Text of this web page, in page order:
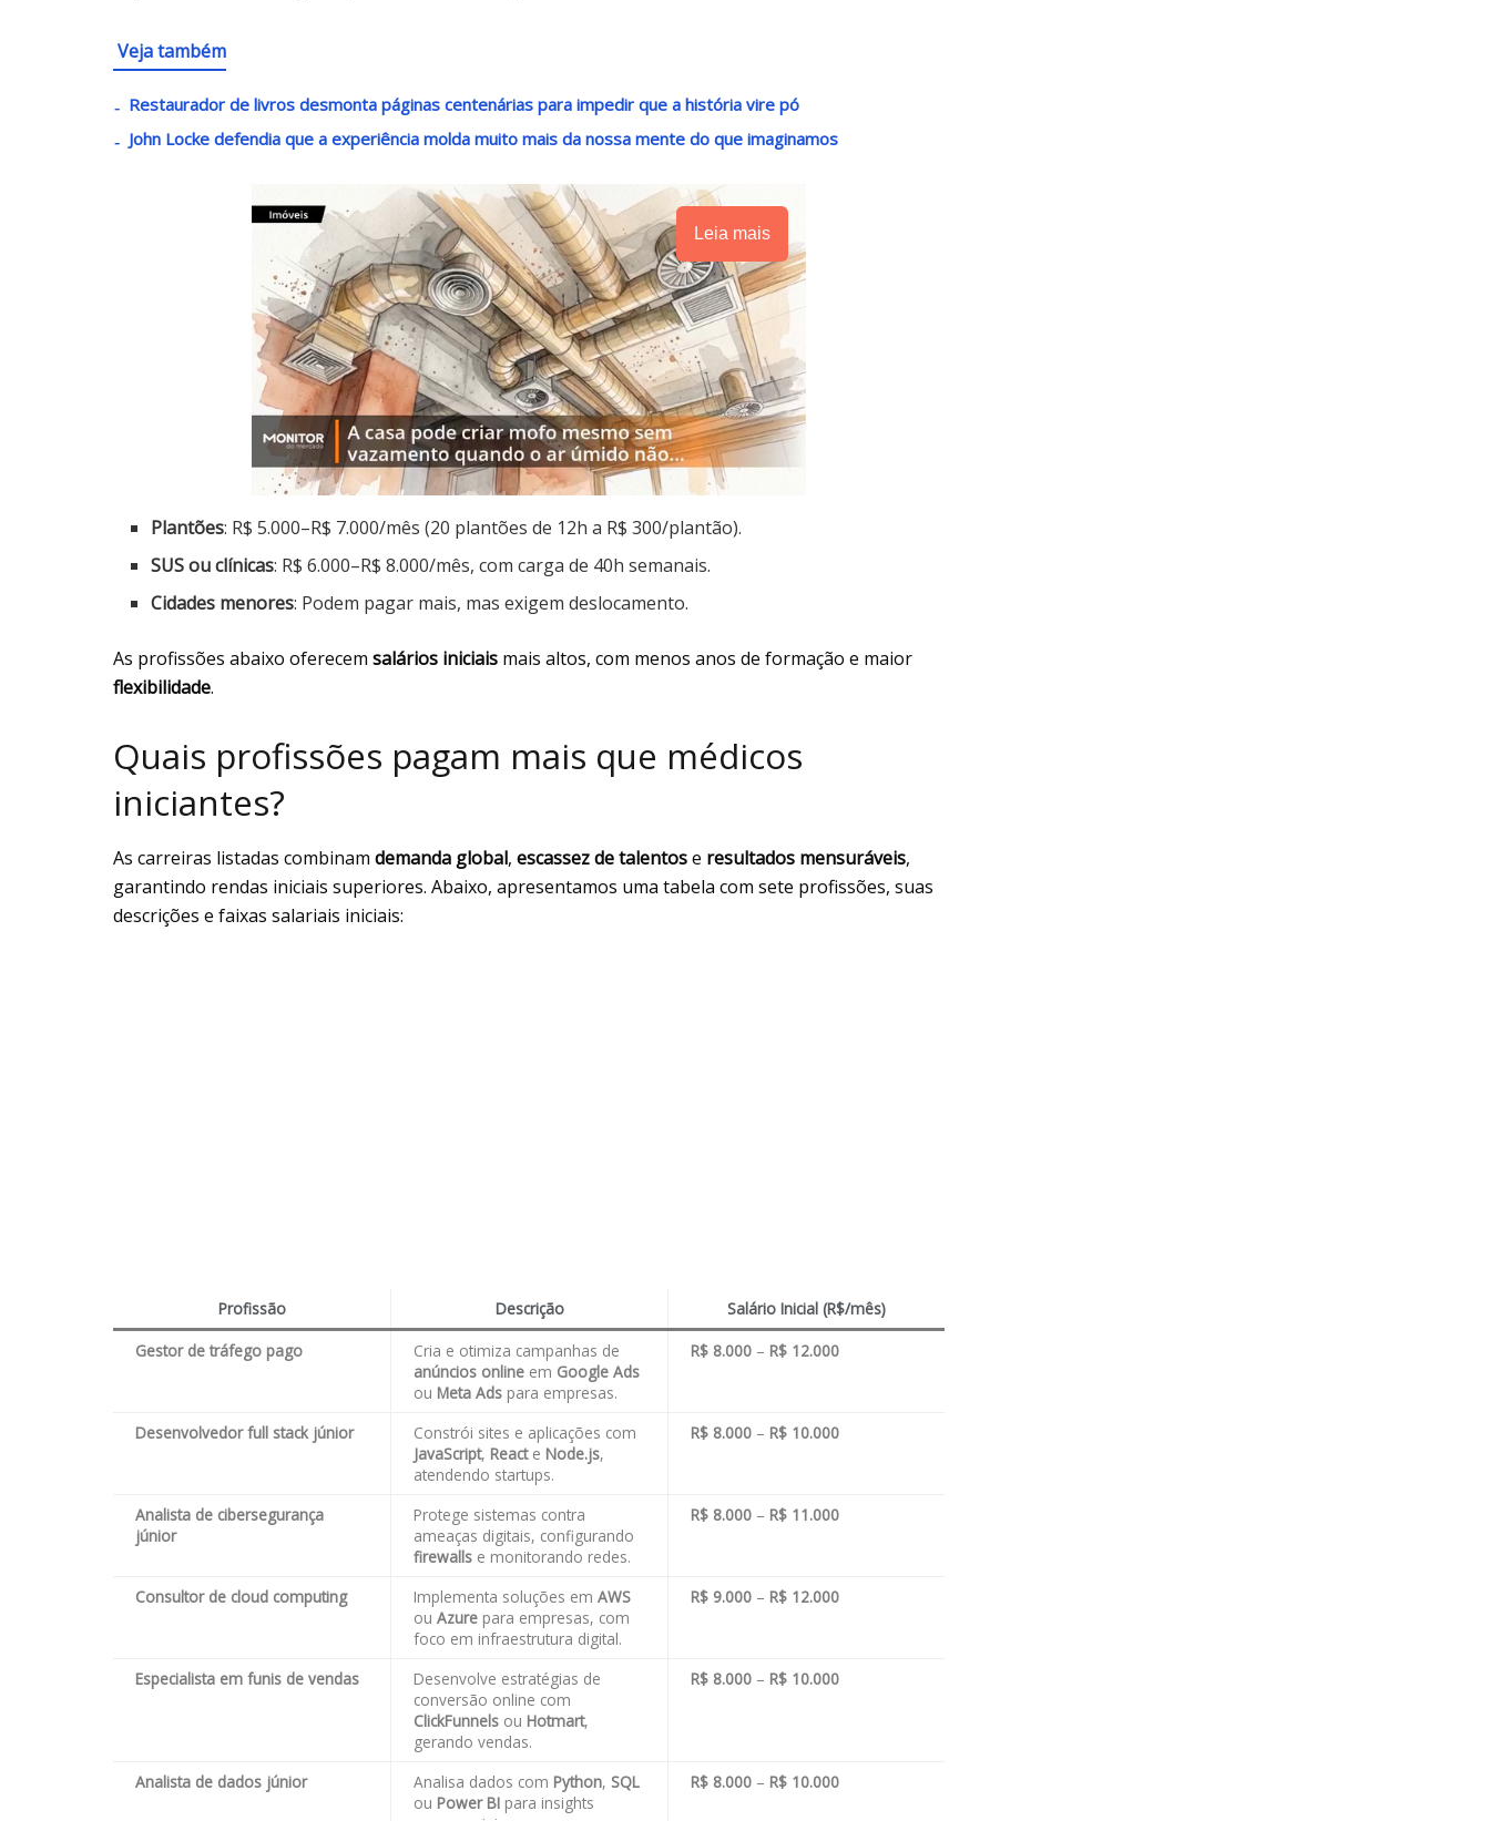
Veja também
Restaurador de livros desmonta páginas centenárias para impedir que a história vire pó
John Locke defendia que a experiência molda muito mais da nossa mente do que imaginamos
Leia mais
Plantões: R$ 5.000–R$ 7.000/mês (20 plantões de 12h a R$ 300/plantão).
SUS ou clínicas: R$ 6.000–R$ 8.000/mês, com carga de 40h semanais.
Cidades menores: Podem pagar mais, mas exigem deslocamento.
As profissões abaixo oferecem salários iniciais mais altos, com menos anos de formação e maior
flexibilidade.
Quais profissões pagam mais que médicos
iniciantes?
As carreiras listadas combinam demanda global, escassez de talentose resultados mensuráveis,
garantindo rendas iniciais superiores. Abaixo, apresentamos uma tabela com sete profissões, suas
descrições e faixas salariais iniciais:
Profissão Descrição
Salário Inicial (R$/mês)
Gestor de tráfego pago
Cria e otimiza campanhas de
anúncios online em Google Ads
ou Meta Ads para empresas.
R$ 8.000 – R$ 12.000
Desenvolvedor full stack júnior
Constrói sites e aplicações com
JavaScript, Reacte Node.js,
atendendo startups.
R$ 8.000 – R$ 10.000
Analista de cibersegurança
júnior
Protege sistemas contra
ameaças digitais, configurando
firewalls e monitorando redes.
R$ 8.000 – R$ 11.000
Consultor de cloud computing Implementa soluções em AWS
ou Azure para empresas, com
foco em infraestrutura digital.
R$ 9.000 – R$ 12.000
Especialista em funis de vendas
Desenvolve estratégias de
conversão online com
ClickFunnels ou Hotmart,
gerando vendas.
R$ 8.000 – R$ 10.000
Analista de dados júnior Analisa dados com Python, SQL
ou Power BI para insights
R$ 8.000 – R$ 10.000